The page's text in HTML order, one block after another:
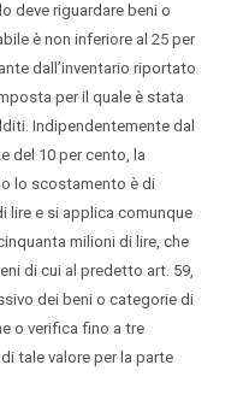
deve riguardare beni o
è non inferiore al 25 per
dall’inventario riportato
per il quale è stata
Indipendentemente dal
del 10 per cento, la
lo scostamento è di
lire e si applica comunque
milioni di lire, che
di cui al predetto art. 59,
dei beni o categorie di
o verifica fino a tre
tale valore per la parte